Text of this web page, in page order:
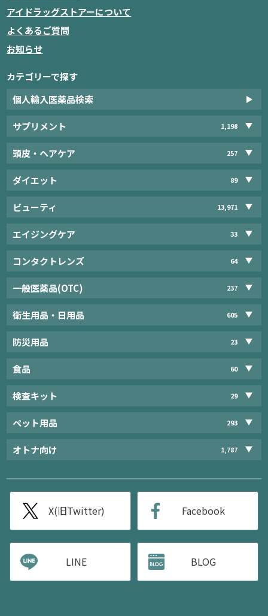
アイドラッグストアーについて
よくあるご質問
お知らせ
カテゴリーで探す
個人輸入医薬品検索
サプリメント 1,198
頭皮・ヘアケア 257
ダイエット 89
ビューティ 13,971
エイジングケア 33
コンタクトレンズ 64
一般医薬品(OTC) 237
衛生用品・日用品 605
防災用品 23
食品 60
検査キット 29
ペット用品 293
オトナ向け 1,787
X(旧Twitter) Facebook
LINE BLOG